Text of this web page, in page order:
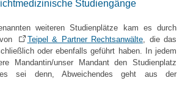
Studiengänge
weiteren Studienplätze kam es durch
Teipel & Partner Rechtsanwälte, die das
oder ebenfalls geführt haben. In jedem
Mandantin/unser Mandant den Studienplatz
sei denn, Abweichendes geht aus der